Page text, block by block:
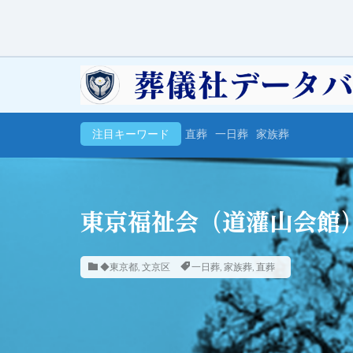
注目キーワード 直葬 一日葬 家族葬
東京福祉会（道灌山会館
◆東京都, 文京区 一日葬, 家族葬, 直葬